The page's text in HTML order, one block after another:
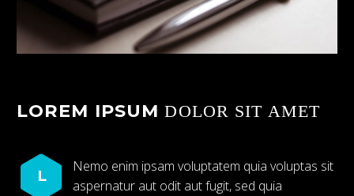
LOREM IPSUM DOLOR SIT AMET
L
Nemo enim ipsam voluptatem quia voluptas sit
aspernatur aut odit aut fugit, sed quia